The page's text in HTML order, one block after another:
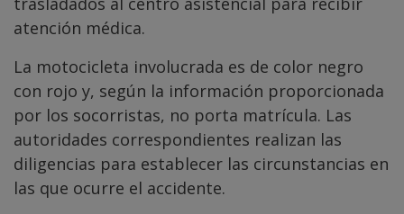
atención médica.
La motocicleta involucrada es de color negro
con rojo y, según la información proporcionada
por los socorristas, no porta matrícula. Las
autoridades correspondientes realizan las
diligencias para establecer las circunstancias en
las que ocurre el accidente.